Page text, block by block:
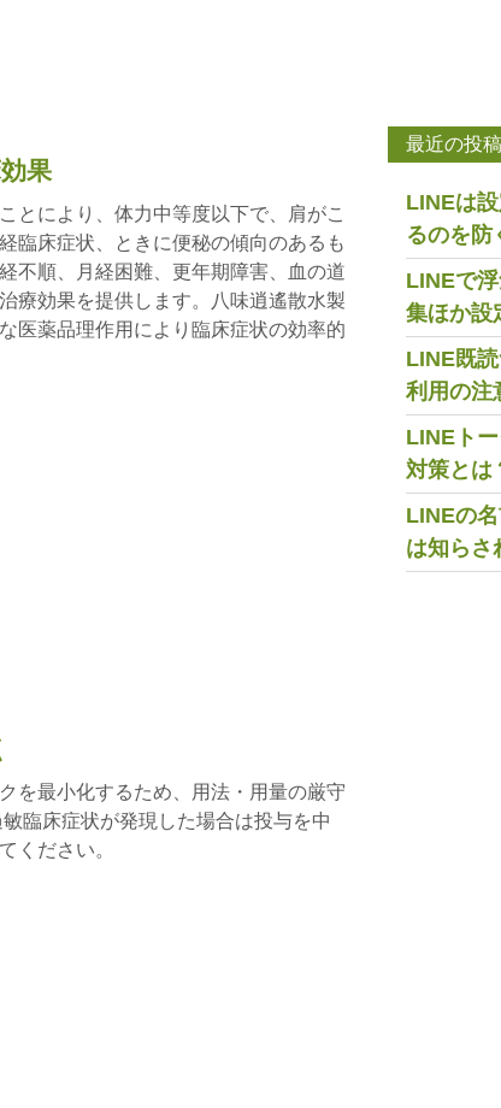
果
とにより、体力中等度以下で、肩がこ
臨床症状、ときに便秘の傾向のあるも
不順、月経困難、更年期障害、血の道
療効果を提供します。八味逍遙散水製
医薬品理作用により臨床症状の効率的
を最小化するため、用法・用量の厳守
臨床症状が発現した場合は投与を中
ください。
最近の投稿
LINEは
るのを防
LINEで
集ほか設
LINE既
利用の注
LINEト
対策とは
LINEの
は知らさ